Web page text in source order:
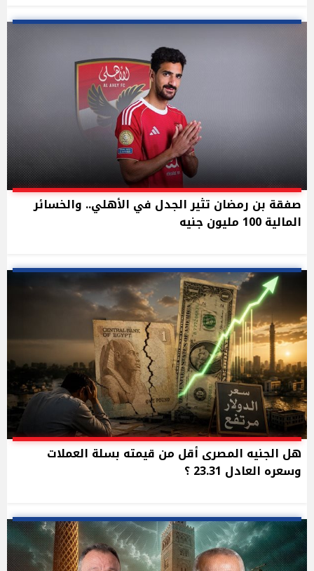
صفقة بن رمضان تثير الجدل في الأهلي.. والخسائر
المالية 100 مليون جنيه
هل الجنيه المصرى أقل من قيمته بسلة العملات
وسعره العادل 23.31 ؟